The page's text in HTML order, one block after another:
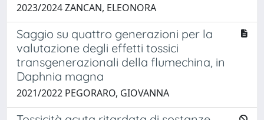
2023/2024 ZANCAN, ELEONORA
Saggio su quattro generazioni per la
valutazione degli effetti tossici
transgenerazionali della flumechina, in
Daphnia magna
2021/2022 PEGORARO, GIOVANNA